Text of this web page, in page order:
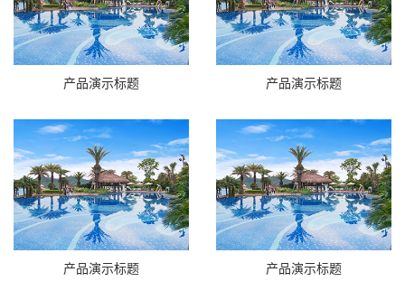
产品演示标题 产品演示标题
产品演示标题 产品演示标题